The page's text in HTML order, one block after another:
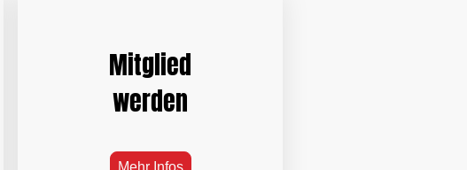
Mitglied
werden
Mehr Infos